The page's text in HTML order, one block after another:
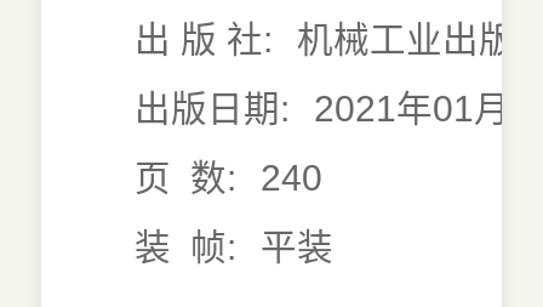
出 版 社:
机械工业出版
出版日期:
2021年01月
页 数:
240
装 帧:
平装